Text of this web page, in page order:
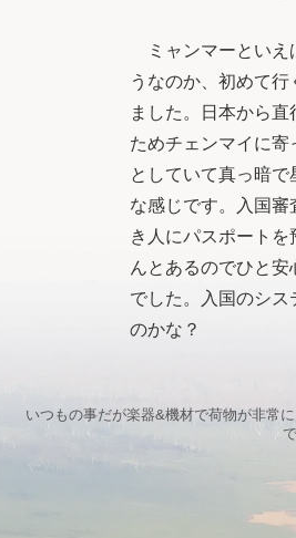
ミャンマーといえ
うなのか、初めて
ました。日本から
ためチェンマイに
としていて真っ暗
な感じです。入国
き人にパスポート
んとあるのでひと
でした。入国のシ
のかな？
いつもの事だが楽器&機材で荷物が非常